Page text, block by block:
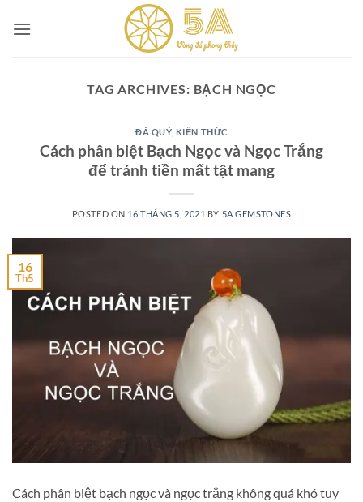
TAG ARCHIVES: BẠCH NGỌC
ĐÁ QUÝ, KIẾN THỨC
Cách phân biệt Bạch Ngọc và Ngọc Trắng
để tránh tiền mất tật mang
POSTED ON 16 THÁNG 5, 2021 BY 5A GEMSTONES
16
Th5
Cách phân biệt bạch ngọc và ngọc trắng không quá khó tuy